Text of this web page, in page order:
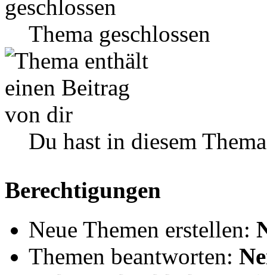
Thema geschlossen
Du hast in diesem
Berechtigungen
Neue Themen erstellen:
Themen beantworten: